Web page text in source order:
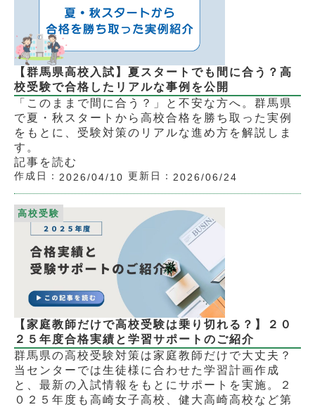
【群馬県高校入試】夏スタートでも間に合う？高
校受験で合格したリアルな事例を公開
「このままで間に合う？」と不安な方へ。群馬県
で夏・秋スタートから高校合格を勝ち取った実例
をもとに、受験対策のリアルな進め方を解説しま
す。
記事を読む
作成日： 2026/04/10 更新日： 2026/06/24
高校受験
【家庭教師だけで高校受験は乗り切れる？】２０
２５年度合格実績と学習サポートのご紹介
群馬県の高校受験対策は家庭教師だけで大丈夫？
当センターでは生徒様に合わせた学習計画作成
と、最新の入試情報をもとにサポートを実施。２
０２５年度も高崎女子高校、健大高崎高校など第